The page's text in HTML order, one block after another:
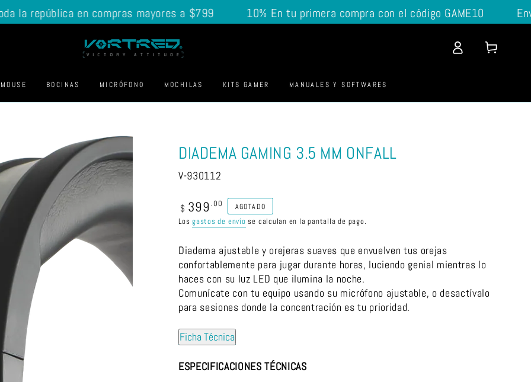
república en compras mayores a $799 10% En tu primera compra con el código GAME10
MOUSE BOCINAS MICRÓFONO MOCHILAS KITS GAMER MANUALES Y SOFTWARES
sesión
Carrito
DIADEMA GAMING 3.5 MM ONFALL
V-930112
Precio
regular
$ 399 .00 AGOTADO
Losgastos de envío se calculan en la pantalla de pago.
Diadema ajustable y orejeras suaves que envuelven tus orejas
confortablemente para jugar durante horas, luciendo genial mientras lo
haces con su luz LED que ilumina la noche.
Comunícate con tu equipo usando su micrófono ajustable, o desactívalo
para sesiones donde la concentración es tu prioridad.
Ficha Técnica
ESPECIFICACIONES TÉCNICAS